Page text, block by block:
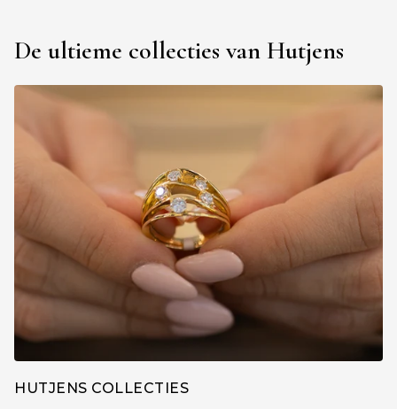
De ultieme collecties van Hutjens
HUTJENS COLLECTIES